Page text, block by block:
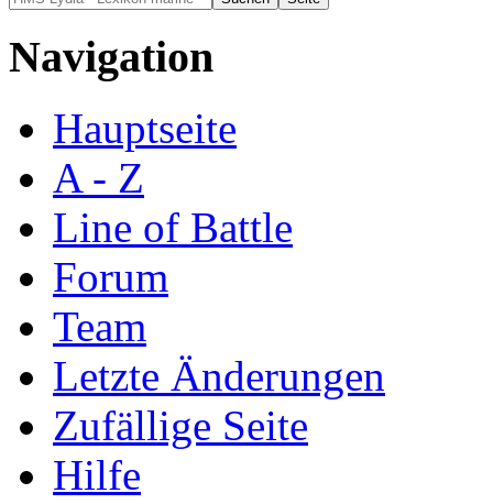
Navigation
Hauptseite
A - Z
Line of Battle
Forum
Team
Letzte Änderungen
Zufällige Seite
Hilfe